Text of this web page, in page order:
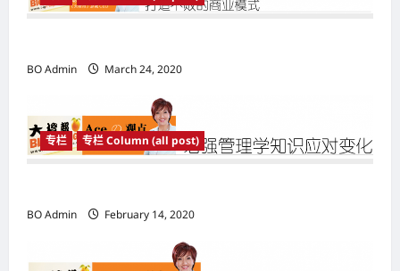
g
t
o
n
BO Admin March 24, 2020
专栏 专栏 Column (all post)
BO Admin February 14, 2020